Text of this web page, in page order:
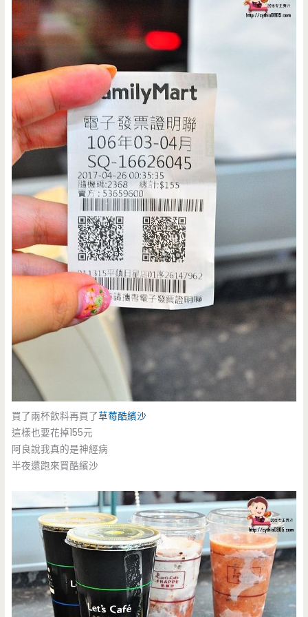
買了兩杯飲料再買了草莓酷繽沙
這樣也要花掉155元
阿良說我真的是神經病
半夜還跑來買酷繽沙